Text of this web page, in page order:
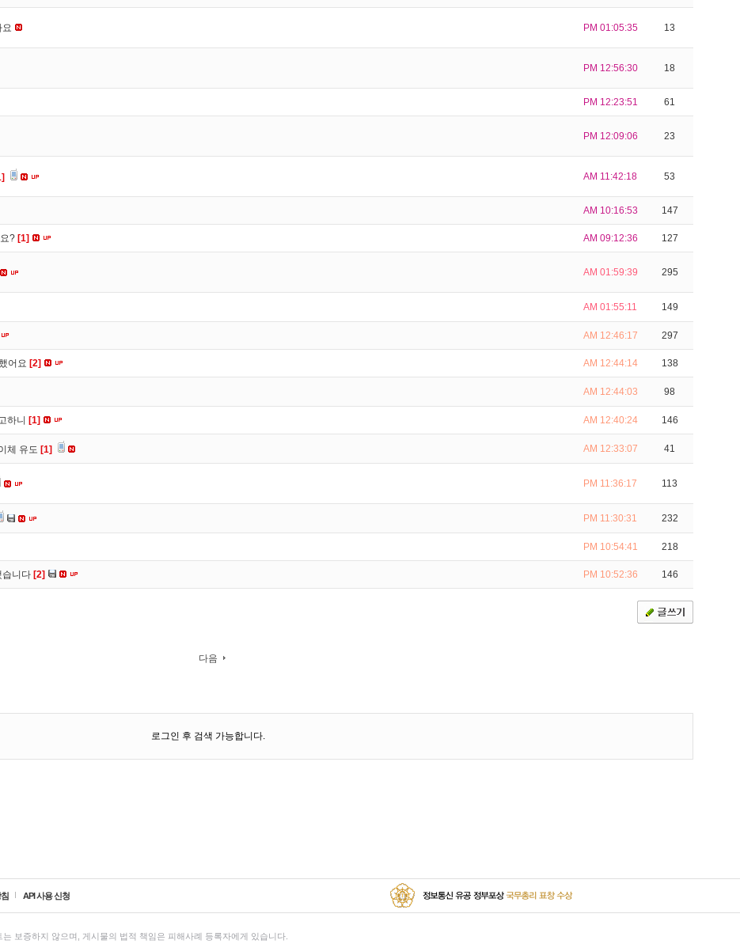
요 PM 01:05:35 13
PM 12:56:30 18
PM 12:23:51 61
PM 12:09:06 23
AM 11:42:18 53
AM 10:16:53 147
? [1] AM 09:12:36 127
AM 01:59:39 295
AM 01:55:11 149
AM 12:46:17 297
어요 [2] AM 12:44:14 138
AM 12:44:03 98
하니 [1] AM 12:40:24 146
체 유도 [1] AM 12:33:07 41
PM 11:36:17 113
PM 11:30:31 232
PM 10:54:41 218
습니다 [2] PM 10:52:36 146
다음
로그인 후 검색 가능합니다.
API 사용 신청
보증하지 않으며, 게시물의 법적 책임은 피해사례 등록자에게 있습니다.